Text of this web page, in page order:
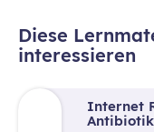
Diese
interessieren
Internet